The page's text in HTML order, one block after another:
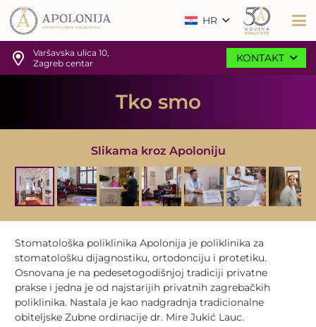
HR
Varšavska ulica 10,
Zagreb centar
KONTAKT
Tko smo
Slikama kroz Apoloniju
Stomatološka poliklinika Apolonija je poliklinika za
stomatološku dijagnostiku, ortodonciju i protetiku.
Osnovana je na pedesetogodišnjoj tradiciji privatne
prakse i jedna je od najstarijih privatnih zagrebačkih
poliklinika. Nastala je kao nadgradnja tradicionalne
obiteljske Zubne ordinacije dr. Mire Jukić Lauc.